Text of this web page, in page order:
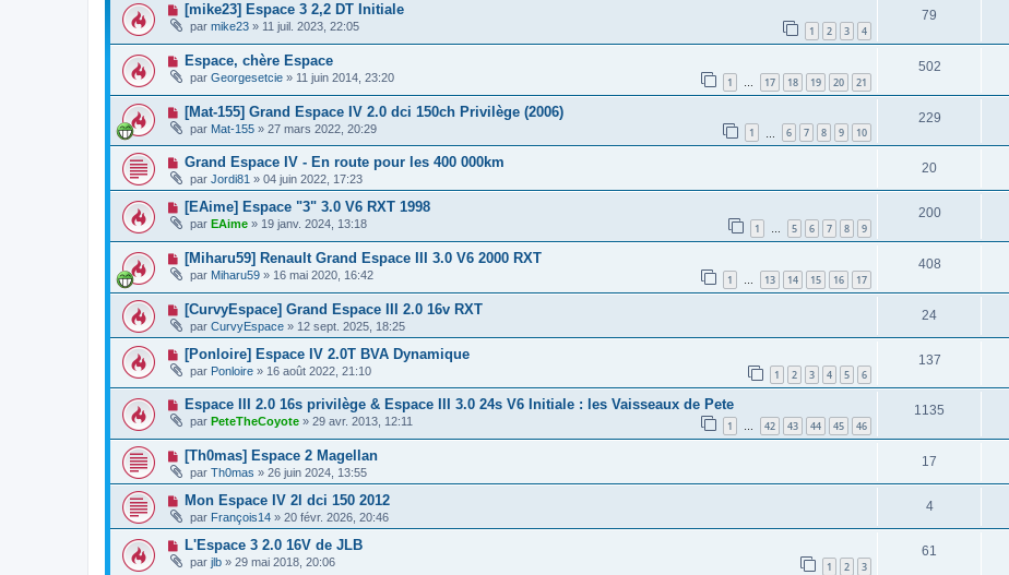
[mike23] Espace 3 2,2 DT Initiale
par mike23 » 11 juil. 2023, 22:05 1 2 3 4
79
Espace, chère Espace
par Georgesetcie » 11 juin 2014, 23:20 1 … 17 18 19 20 21
502
[Mat-155] Grand Espace IV 2.0 dci 150ch Privilège (2006)
par Mat-155 » 27 mars 2022, 20:29 1 6 7 8 9 10
229
Grand Espace IV - En route pour les 400 000km
par Jordi81 » 04 juin 2022, 17:23
20
[EAime] Espace "3" 3.0 V6 RXT 1998
par EAime » 19 janv. 2024, 13:18 1 … 5 6 7 8 9
200
[Miharu59] Renault Grand Espace III 3.0 V6 2000 RXT
par Miharu59 » 16 mai 2020, 16:42 1 … 13 14 15 16 17
408
[CurvyEspace] Grand Espace III 2.0 16v RXT
par CurvyEspace » 12 sept. 2025, 18:25
24
[Ponloire] Espace IV 2.0T BVA Dynamique
par Ponloire » 16 août 2022, 21:10 1 2 3 4 5 6
137
Espace III 2.0 16s privilège & Espace III 3.0 24s V6 Initiale : les Vaisseaux de Pete
par PeteTheCoyote » 29 avr. 2013, 12:11 1 … 42 43 44 45 46
1135
[Th0mas] Espace 2 Magellan
par Th0mas » 26 juin 2024, 13:55
17
Mon Espace IV 2l dci 150 2012
par François14 » 20 févr. 2026, 20:46
4
L'Espace 3 2.0 16V de JLB
par jlb » 29 mai 2018, 20:06 1 2 3
61